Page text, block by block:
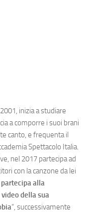
inizia a studiare
a comporre i suoi brani
canto, e frequenta il
Spettacolo Italia.
nel 2017 partecipa ad
con la canzone da lei
partecipa alla
della sua
“, successivamente